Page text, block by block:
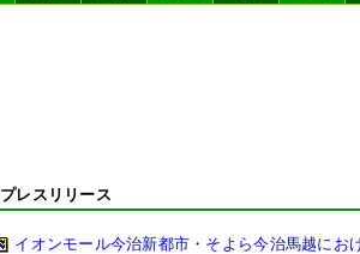
プレスリリース
イオンモール今治新都市・そよら今治馬越にお